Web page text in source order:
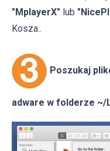
"MplayerX" lub
Kosza..
Poszukaj
adware w folderze ~/